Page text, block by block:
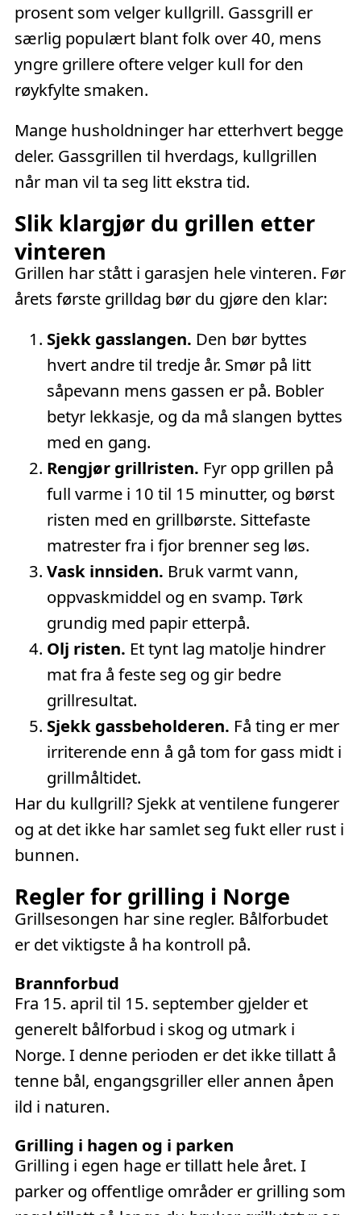
prosent som velger kullgrill. Gassgrill er
særlig populært blant folk over 40, mens
yngre grillere oftere velger kull for den
røykfylte smaken.
Mange husholdninger har etterhvert begge
deler. Gassgrillen til hverdags, kullgrillen
når man vil ta seg litt ekstra tid.
Slik klargjør du grillen etter
vinteren
Grillen har stått i garasjen hele vinteren. Før
årets første grilldag bør du gjøre den klar:
Sjekk gasslangen. Den bør byttes
hvert andre til tredje år. Smør på litt
såpevann mens gassen er på. Bobler
betyr lekkasje, og da må slangen byttes
med en gang.
Rengjør grillristen. Fyr opp grillen på
full varme i 10 til 15 minutter, og børst
risten med en grillbørste. Sittefaste
matrester fra i fjor brenner seg løs.
Vask innsiden. Bruk varmt vann,
oppvaskmiddel og en svamp. Tørk
grundig med papir etterpå.
Olj risten. Et tynt lag matolje hindrer
mat fra å feste seg og gir bedre
grillresultat.
Sjekk gassbeholderen. Få ting er mer
irriterende enn å gå tom for gass midt i
grillmåltidet.
Har du kullgrill? Sjekk at ventilene fungerer
og at det ikke har samlet seg fukt eller rust i
bunnen.
Regler for grilling i Norge
Grillsesongen har sine regler. Bålforbudet
er det viktigste å ha kontroll på.
Brannforbud
Fra 15. april til 15. september gjelder et
generelt bålforbud i skog og utmark i
Norge. I denne perioden er det ikke tillatt å
tenne bål, engangsgriller eller annen åpen
ild i naturen.
Grilling i hagen og i parken
Grilling i egen hage er tillatt hele året. I
parker og offentlige områder er grilling som